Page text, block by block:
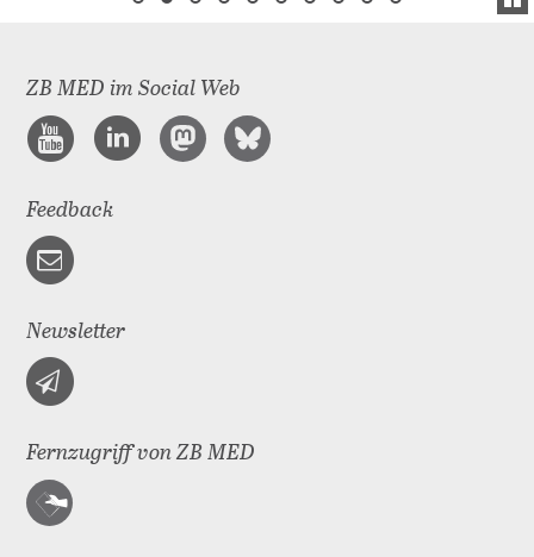
ZB MED im Social Web
Feedback
Newsletter
Fernzugriff von ZB MED